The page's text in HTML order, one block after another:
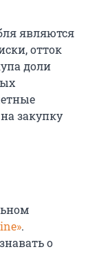
являются
отток
доли
закупку
.
о